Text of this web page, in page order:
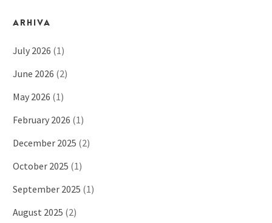
ARHIVA
July 2026 (1)
June 2026 (2)
May 2026 (1)
February 2026 (1)
December 2025 (2)
October 2025 (1)
September 2025 (1)
August 2025 (2)